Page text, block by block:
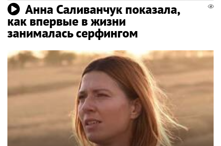
Анна Саливанчук показала,
как впервые в жизни
занималась серфингом